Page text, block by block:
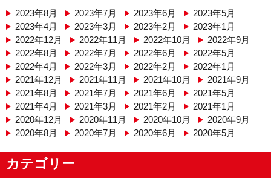
2023年8月 2023年7月 2023年6月
2023年5月
2023年4月
2023年3月 2023年2月
2023年1月
2022年12月
2022年11月 2022年10月
2022年9月
2022年8月
2022年7月 2022年6月
2022年5月
2022年4月
2022年3月 2022年2月
2022年1月
2021年12月
2021年11月 2021年10月
2021年9月
2021年8月
2021年7月 2021年6月
2021年5月
2021年4月
2021年3月 2021年2月
2021年1月
2020年12月
2020年11月 2020年10月
2020年9月
2020年8月
2020年7月 2020年6月 2020年5月
カテゴリー